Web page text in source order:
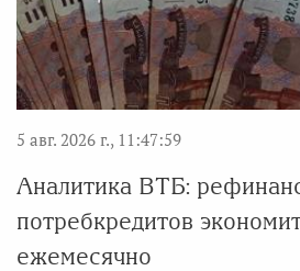
5 авг. 2026 г., 11:47:59
Аналитика ВТБ:
потребкредитов
ежемесячно